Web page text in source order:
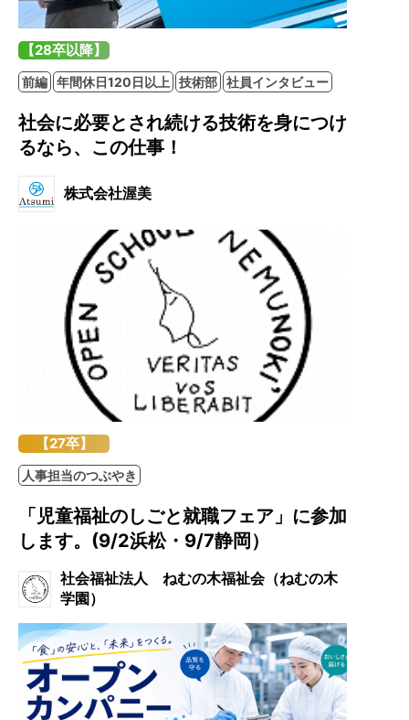
【28卒以降】
前編 年間休日120日以上 技術部 社員インタビュー
社会に必要とされ続ける技術を身につけ
るなら、この仕事！
株式会社渥美
【27卒】
人事担当のつぶやき
「児童福祉のしごと就職フェア」に参加
します。(9/2浜松・9/7静岡）
社会福祉法人 ねむの木福祉会（ねむの木
学園）